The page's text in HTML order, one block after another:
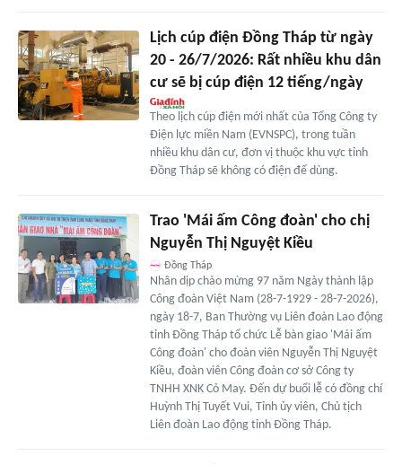
Lịch cúp điện Đồng Tháp từ ngày
20 - 26/7/2026: Rất nhiều khu dân
cư sẽ bị cúp điện 12 tiếng/ngày
Theo lịch cúp điện mới nhất của Tổng Công ty
Điện lực miền Nam (EVNSPC), trong tuần
nhiều khu dân cư, đơn vị thuộc khu vực tỉnh
Đồng Tháp sẽ không có điện để dùng.
Trao 'Mái ấm Công đoàn' cho chị
Nguyễn Thị Nguyệt Kiều
Đồng Tháp
Nhân dịp chào mừng 97 năm Ngày thành lập
Công đoàn Việt Nam (28-7-1929 - 28-7-2026),
ngày 18-7, Ban Thường vụ Liên đoàn Lao động
tỉnh Đồng Tháp tổ chức Lễ bàn giao 'Mái ấm
Công đoàn' cho đoàn viên Nguyễn Thị Nguyệt
Kiều, đoàn viên Công đoàn cơ sở Công ty
TNHH XNK Cỏ May. Đến dự buổi lễ có đồng chí
Huỳnh Thị Tuyết Vui, Tỉnh ủy viên, Chủ tịch
Liên đoàn Lao động tỉnh Đồng Tháp.